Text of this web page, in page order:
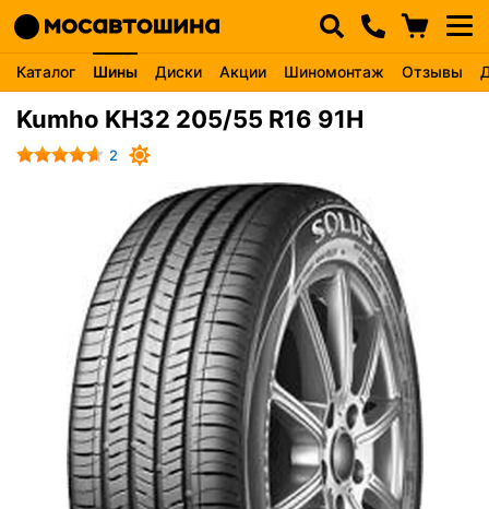
Каталог Шины Диски Акции Шиномонтаж Отзывы
Kumho KH32 205/55 R16 91H
2